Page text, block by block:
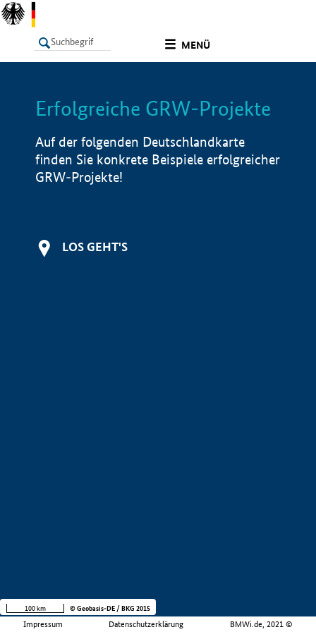
MENÜ
LISTE Info
Erfolgreiche GRW-Projekte
Auf der folgenden Deutschlandkarte
finden Sie konkrete Beispiele erfolgreicher
GRW-Projekte!
LOS GEHT'S
Impressum Datenschutzerklärung BMWi.de, 2021 ©
100 km © Geobasis-DE / BKG 2015